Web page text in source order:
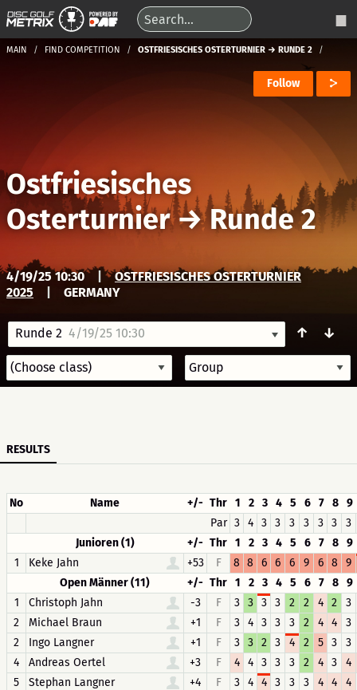
MAIN FIND COMPETITION OSTFRIESISCHES OSTERTURNIER → RUNDE 2
Follow
Ostfriesisches
Osterturnier→Runde 2
4/19/25 10:30
OSTFRIESISCHES OSTERTURNIER
2025
GERMANY
Runde 2 4/19/25 10:30 ↑ ↓
RESULTS
No Name +/- Thr 1 2 3 4 5 6 7 8 9
Par 3 4 3 3 3 3 3 3
3
Junioren (1)
+/- Thr 1 2 3 4 5 6 7 8 9
1
Keke Jahn +53 F 8 8 6 6 6 9 6 8
9
Open Männer (11)
+/- Thr 1 2 3 4 5 6 7 8 9
1
Christoph Jahn -3 F 3 3 3 3 2 2 4 2
3
2
Michael Braun +1 F 3 4 3 3 3 2 4 4
3
2
Ingo Langner +1 F 3 3 2 3 4 2 5 3
3
4
Andreas Oertel +3 F 4 4 3 3 3 2 4 3
4
5
Stephan Langner +4 F 3 4 4 3 3 3 4 4
4